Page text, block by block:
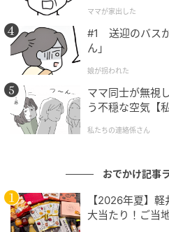
出典：リビング大阪Web
生ハムの盛り合わせ 1320円
ママが家出した
#1 送迎のバス
ん」
娘が拐われた
ママ同士が無視
う不穏な空気【
私たちの連絡係さん
おでかけ記事
【2026年夏】
大当たり！ご当